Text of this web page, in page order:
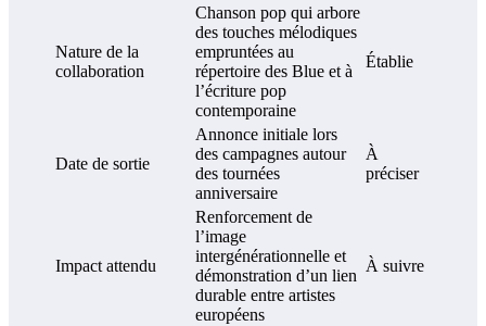
Nature de la
collaboration
Chanson pop qui arbore
des touches mélodiques
empruntées au
répertoire des Blue et à
l’écriture pop
contemporaine
Établie
Date de sortie
Annonce initiale lors
des campagnes autour
des tournées
anniversaire
À
préciser
Impact attendu
Renforcement de
l’image
intergénérationnelle et
démonstration d’un lien
durable entre artistes
européens
À suivre